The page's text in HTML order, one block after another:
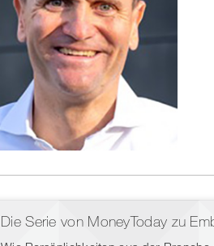
Die Serie von MoneyToday zu